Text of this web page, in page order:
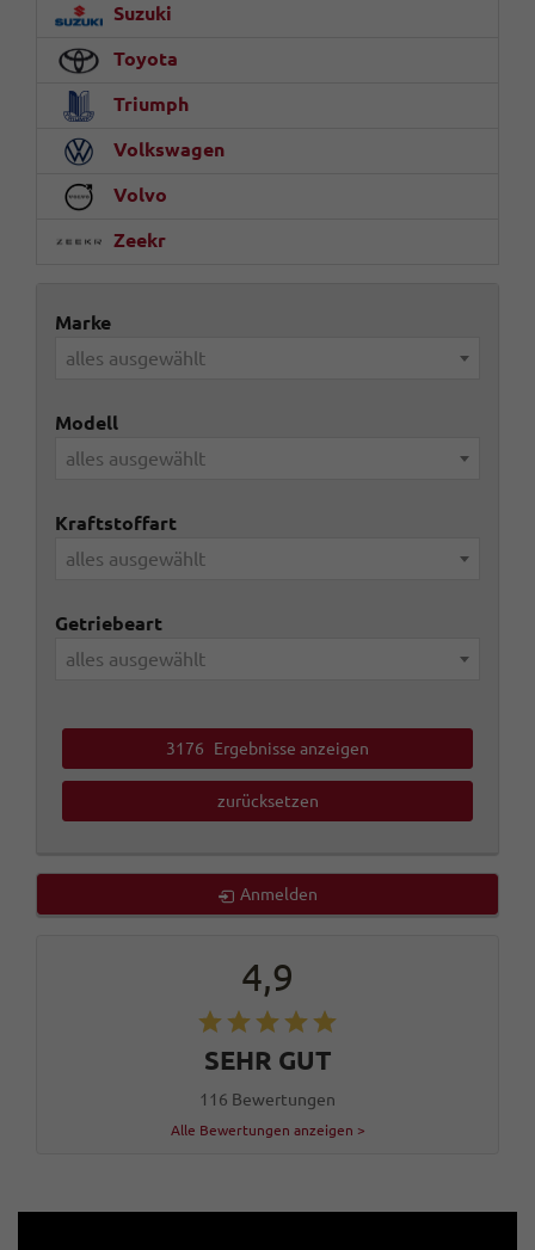
Suzuki
Toyota
Triumph
Volkswagen
Volvo
Zeekr
Marke
alles ausgewählt
Modell
alles ausgewählt
Kraftstoffart
alles ausgewählt
Getriebeart
alles ausgewählt
3176 Ergebnisse anzeigen
zurücksetzen
Anmelden
4,9
SEHR GUT
116 Bewertungen
Alle Bewertungen anzeigen >